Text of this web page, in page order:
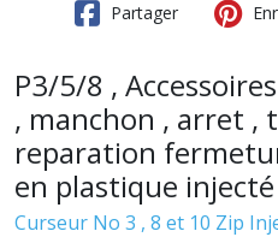
Partager
P3/5/8 ,
, manchon , arret ,
reparation
en plastique
Curseur No 3 , 8 et 10 Zip